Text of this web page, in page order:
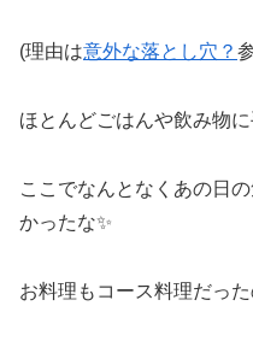
(理由は意外な落とし穴？
ほとんどごはんや飲み物
ここでなんとなくあの日
かったな✨
お料理もコース料理だった